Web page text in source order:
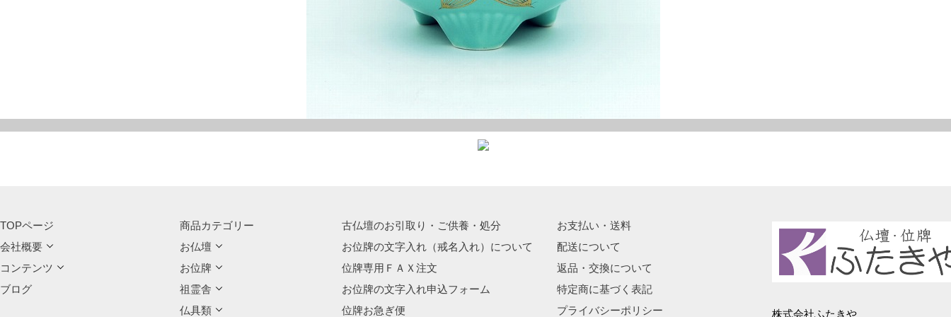
TOPページ
会社概要
コンテンツ
ブログ
商品カテゴリー
お仏壇
お位牌
祖霊舎
仏具類
古仏壇のお引取り・ご供養・処分
お位牌の文字入れ（戒名入れ）について
位牌専用ＦＡＸ注文
お位牌の文字入れ申込フォーム
位牌お急ぎ便
お支払い・送料
配送について
返品・交換について
特定商に基づく表記
プライバシーポリシー
株式会社ふたきや